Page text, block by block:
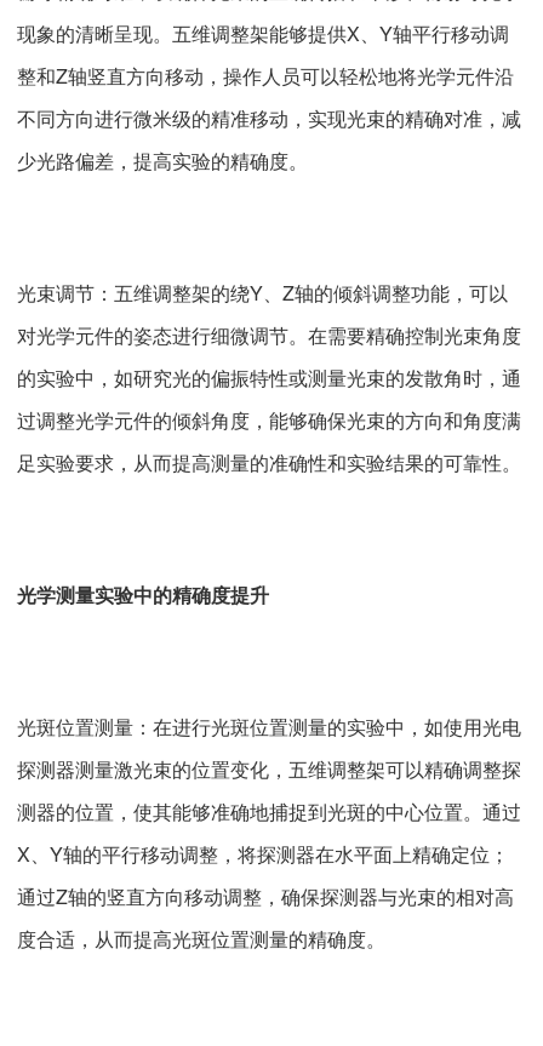
现象的清晰呈现。五维调整架能够提供X、Y轴平行移动调
整和Z轴竖直方向移动，操作人员可以轻松地将光学元件沿
不同方向进行微米级的精准移动，实现光束的精确对准，减
少光路偏差，提高实验的精确度。
光束调节：五维调整架的绕Y、Z轴的倾斜调整功能，可以
对光学元件的姿态进行细微调节。在需要精确控制光束角度
的实验中，如研究光的偏振特性或测量光束的发散角时，通
过调整光学元件的倾斜角度，能够确保光束的方向和角度满
足实验要求，从而提高测量的准确性和实验结果的可靠性。
光学测量实验中的精确度提升
光斑位置测量：在进行光斑位置测量的实验中，如使用光电
探测器测量激光束的位置变化，五维调整架可以精确调整探
测器的位置，使其能够准确地捕捉到光斑的中心位置。通过
X、Y轴的平行移动调整，将探测器在水平面上精确定位；
通过Z轴的竖直方向移动调整，确保探测器与光束的相对高
度合适，从而提高光斑位置测量的精确度。